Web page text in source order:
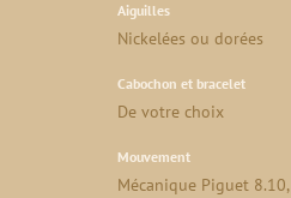
Aiguilles
Nickelées ou dorées
Cabochon et bracelet
De votre choix
Mouvement
Mécanique Piguet 8.10,